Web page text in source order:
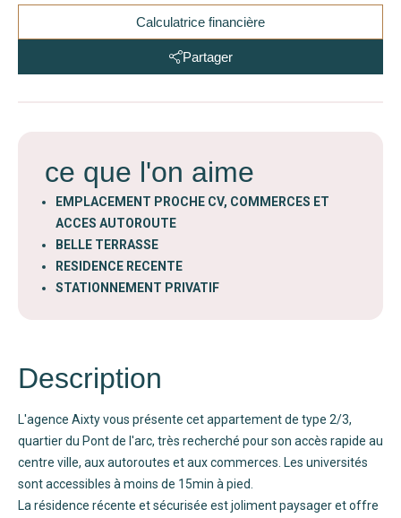
Calculatrice financière
Partager
ce que l'on aime
EMPLACEMENT PROCHE CV, COMMERCES ET
ACCES AUTOROUTE
BELLE TERRASSE
RESIDENCE RECENTE
STATIONNEMENT PRIVATIF
Description
L'agence Aixty vous présente cet appartement de type 2/3,
quartier du Pont de l'arc, très recherché pour son accès rapide au
centre ville, aux autoroutes et aux commerces. Les universités
sont accessibles à moins de 15min à pied.
La résidence récente et sécurisée est joliment paysager et offre